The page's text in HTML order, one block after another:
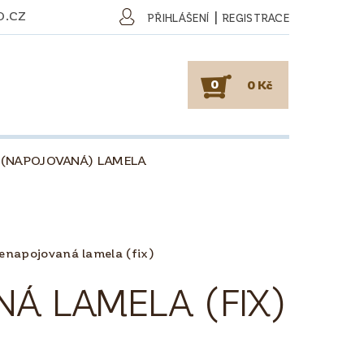
PŘIHLÁŠENÍ | REGISTRACE
0 0 Kč
LAMELA
O KÁVĚ
OBCHODNÍ PODMÍNKY
lamela (fix)
LAMELA (FIX)